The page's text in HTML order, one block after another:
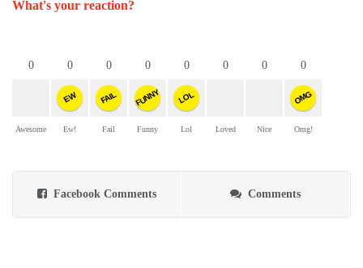
What's your reaction?
0
Awesome
0
EW
Ew!
0
FAIL
Fail
0
FUNNY
Funny
0
LOL
Lol
0
Loved
0
Nice
0
OMG
Omg!
Facebook Comments Comments